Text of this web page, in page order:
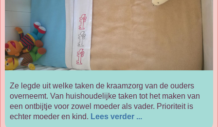
Ze legde uit welke taken de kraamzorg van de ouders
overneemt. Van huishoudelijke taken tot het maken van
een ontbijtje voor zowel moeder als vader. Prioriteit is
echter moeder en kind. Lees verder ...